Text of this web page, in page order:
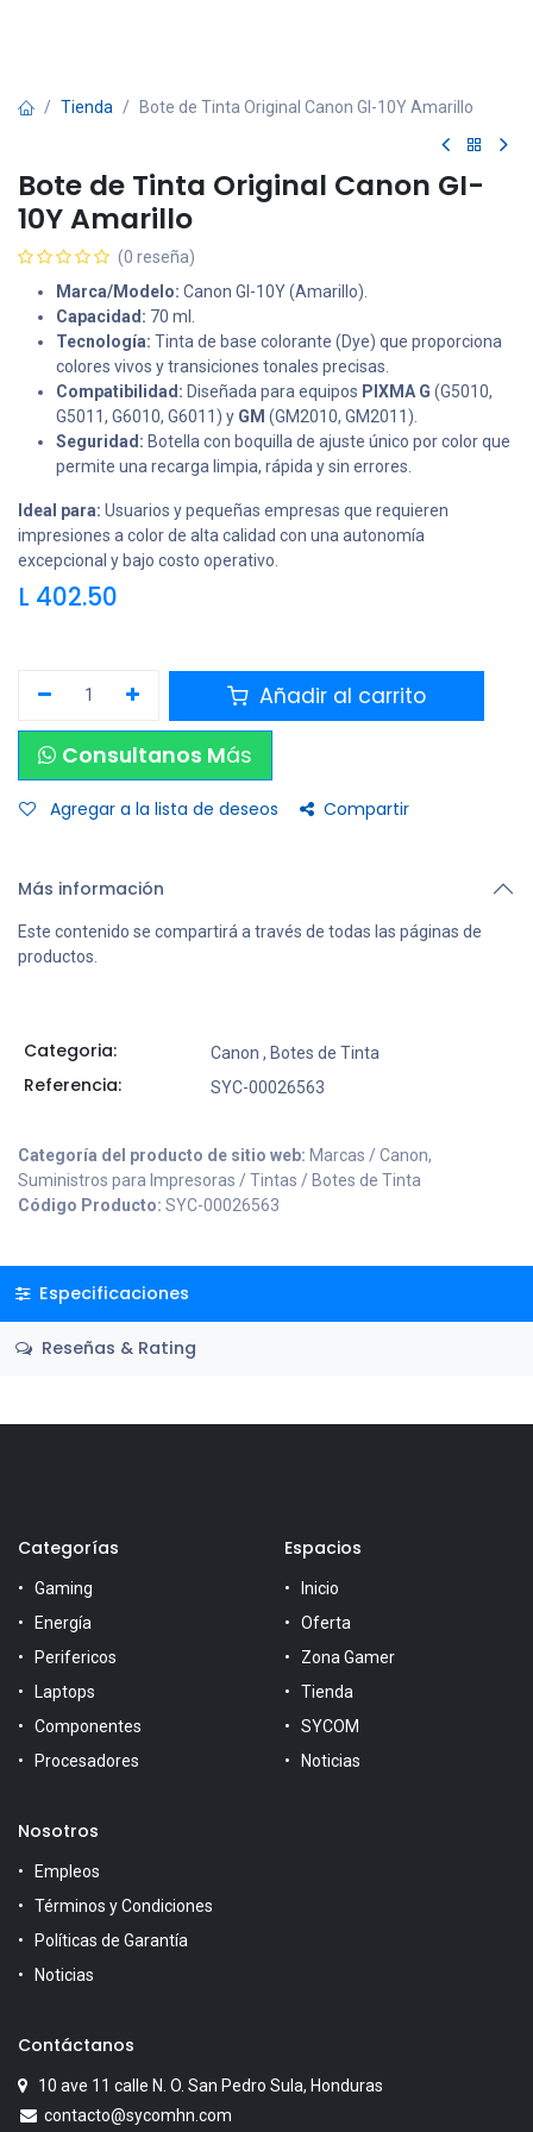
Tienda Bote de Tinta Original Canon GI-10Y Amarillo
Bote de Tinta Original Canon GI-
10Y Amarillo
(0 reseña)
Marca/Modelo: Canon GI-10Y (Amarillo).
Capacidad: 70 ml.
Tecnología: Tinta de base colorante (Dye) que proporciona
colores vivos y transiciones tonales precisas.
Compatibilidad: Diseñada para equipos PIXMA G (G5010,
G5011, G6010, G6011) y GM (GM2010, GM2011).
Seguridad: Botella con boquilla de ajuste único por color que
permite una recarga limpia, rápida y sin errores.
Ideal para: Usuarios y pequeñas empresas que requieren
impresiones a color de alta calidad con una autonomía
excepcional y bajo costo operativo.
L 402.50
Añadir al carrito
Consultanos Más
Agregar a la lista de deseos Compartir
Más información
Este contenido se compartirá a través de todas las páginas de
productos.
Categoria: Canon , Botes de Tinta
Referencia: SYC-00026563
Categoría del producto de sitio web: Marcas / Canon,
Suministros para Impresoras / Tintas / Botes de Tinta
Código Producto: SYC-00026563
Especificaciones
Reseñas & Rating
Categorías
Gaming
Energía
Perifericos
Laptops
Componentes
Procesadores
Espacios
Inicio
Oferta
Zona Gamer
Tienda
SYCOM
Noticias
Nosotros
Empleos
Términos y Condiciones
Políticas de Garantía
Noticias
Contáctanos
10 ave 11 calle N. O. San Pedro Sula, Honduras
contacto@sycomhn.com